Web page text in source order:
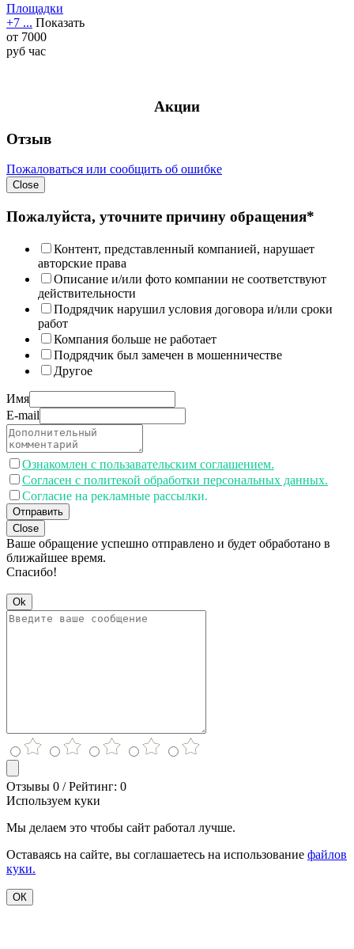
Площадки
+7 ... Показать
от 7000
руб час
Акции
Отзыв
Пожаловаться или сообщить об ошибке
Close
Пожалуйста, уточните причину обращения*
Контент, представленный компанией, нарушает
авторские права
Описание и/или фото компании не соответствуют
действительности
Подрядчик нарушил условия договора и/или сроки
работ
Компания больше не работает
Подрядчик был замечен в мошенничестве
Другое
Имя
E-mail
Ознакомлен с пользавательским соглашением.
Согласен с политекой обработки персональных данных.
Согласие на рекламные рассылки.
Отправить
Close
Ваше обращение успешно отправлено и будет обработано в
ближайшее время.
Спасибо!
Ok
Отзывы 0 / Рейтинг: 0
Используем куки
Мы делаем это чтобы сайт работал лучше.
Оставаясь на сайте, вы соглашаетесь на использование файлов
куки.
ОК